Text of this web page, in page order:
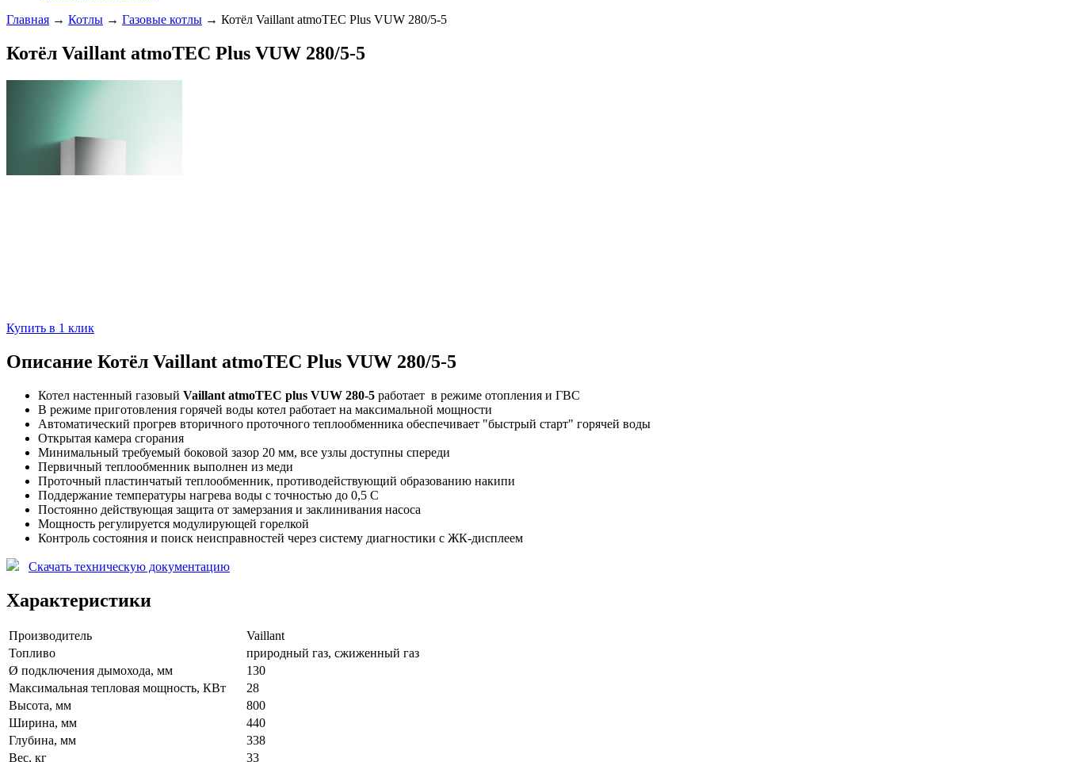
Главная → Котлы → Газовые котлы → Котёл Vaillant atmoTEC Plus VUW 280/5-5
Котёл Vaillant atmoTEC Plus VUW 280/5-5
Купить в 1 клик
Описание Котёл Vaillant atmoTEC Plus VUW 280/5-5
Котел настенный газовый Vaillant atmoTEC plus VUW 280-5 работает в режиме отопления и ГВС
В режиме приготовления горячей воды котел работает на максимальной мощности
Автоматический прогрев вторичного проточного теплообменника обеспечивает "быстрый старт" горячей воды
Открытая камера сгорания
Минимальный требуемый боковой зазор 20 мм, все узлы доступны спереди
Первичный теплообменник выполнен из меди
Проточный пластинчатый теплообменник, противодействующий образованию накипи
Поддержание температуры нагрева воды с точностью до 0,5 С
Постоянно действующая защита от замерзания и заклинивания насоса
Мощность регулируется модулирующей горелкой
Контроль состояния и поиск неисправностей через систему диагностики с ЖК-дисплеем
Скачать техническую документацию
Характеристики
Производитель
Vaillant
Топливо
природный газ, сжиженный газ
Ø подключения дымохода, мм
130
Максимальная тепловая мощность, КВт
28
Высота, мм
800
Ширина, мм
440
Глубина, мм
338
Вес, кг
33